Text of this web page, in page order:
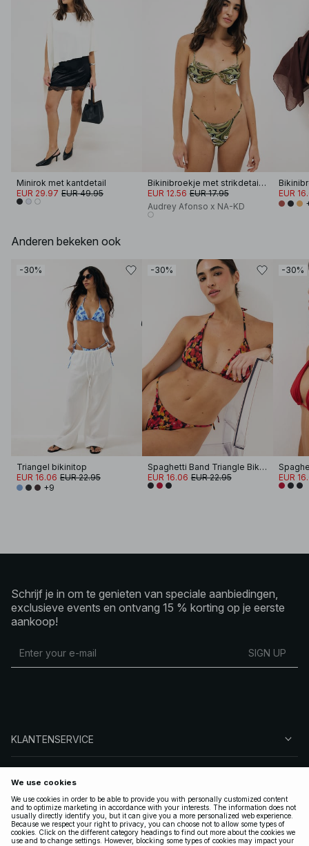
Minirok met kantdetail
EUR 29.97 EUR 49.95
Bikinibroekje met strikdetail en print
EUR 12.56 EUR 17.95
Audrey Afonso x NA-KD
EUR
Anderen bekeken ook
-30%
Triangel bikinitop
EUR 16.06 EUR 22.95
+9
-30%
Spaghetti Band Triangle Bikini Top
EUR 16.06 EUR 22.95
-30%
EUR
Schrijf je in om te genieten van speciale aanbiedingen,
exclusieve events en ontvang 15 % korting op je eerste
aankoop!
SIGN UP
KLANTENSERVICE
VOLG ONS
LEGAAL